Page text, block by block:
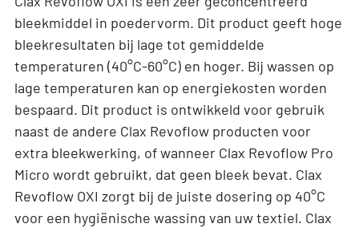
bleekmiddel in poedervorm. Dit product geeft hoge
bleekresultaten bij lage tot gemiddelde
temperaturen (40°C-60°C) en hoger. Bij wassen op
lage temperaturen kan op energiekosten worden
bespaard. Dit product is ontwikkeld voor gebruik
naast de andere Clax Revoflow producten voor
extra bleekwerking, of wanneer Clax Revoflow Pro
Micro wordt gebruikt, dat geen bleek bevat. Clax
Revoflow OXI zorgt bij de juiste dosering op 40°C
voor een hygiënische wassing van uw textiel. Clax